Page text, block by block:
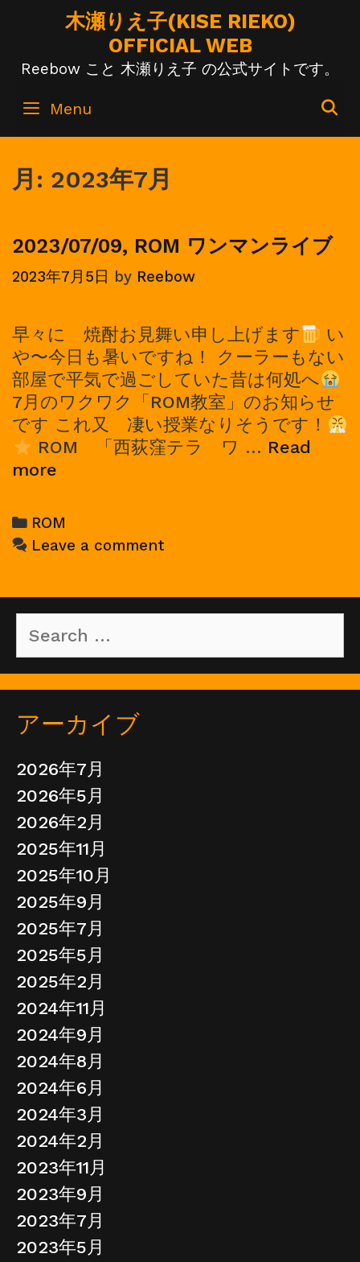
木瀬りえ子(KISE RIEKO)
OFFICIAL WEB
Reebow こと 木瀬りえ子 の公式サイトです。
Menu
月: 2023年7月
2023/07/09, ROM ワンマンライブ
2023年7月5日 by Reebow
早々に 焼酎お見舞い申し上げます
い
や〜今日も暑いですね！ クーラーもない
部屋で平気で過ごしていた昔は何処へ
7月のワクワク「ROM教室」のお知らせ
です これ又 凄い授業なりそうです！
ROM 「西荻窪テラ ワ … Read
more
ワ
Categories
ROM
Leave a comment
for:
アーカイブ
2026年7月
2026年5月
2026年2月
2025年11月
2025年10月
2025年9月
2025年7月
2025年5月
2025年2月
2024年11月
2024年9月
2024年8月
2024年6月
2024年3月
2024年2月
2023年11月
2023年9月
2023年7月
2023年5月